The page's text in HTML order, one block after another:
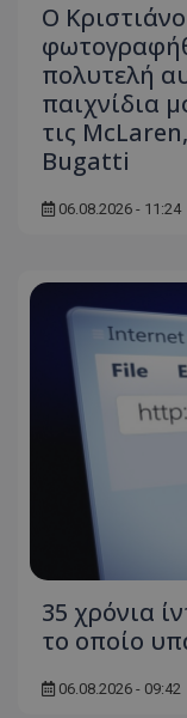
Ο
πολυτελή
παιχνίδια
τις
Bugatti
06.08.2026 - 11:24
35 χρόνια
το οποίο
06.08.2026 - 09:42